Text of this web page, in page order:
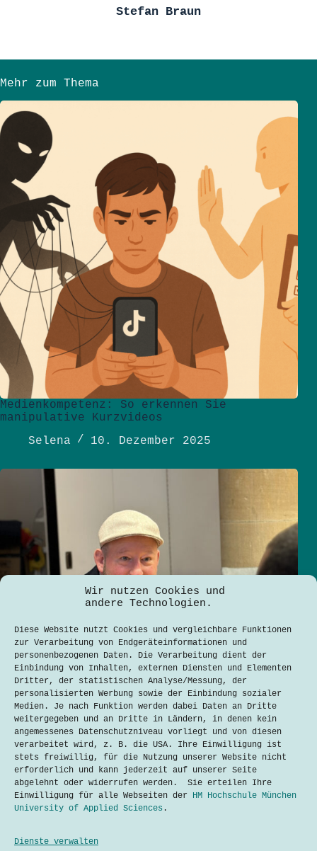
Wir nutzen Cookies und
andere Technologien.
Diese Website nutzt Cookies und vergleichbare Funktionen
zur Verarbeitung von Endgeräteinformationen und
personenbezogenen Daten. Die Verarbeitung dient der
Einbindung von Inhalten, externen Diensten und Elementen
Dritter, der statistischen Analyse/Messung, der
personalisierten Werbung sowie der Einbindung sozialer
Medien. Je nach Funktion werden dabei Daten an Dritte
weitergegeben und an Dritte in Ländern, in denen kein
angemessenes Datenschutzniveau vorliegt und von diesen
verarbeitet wird, z. B. die USA. Ihre Einwilligung ist
stets freiwillig, für die Nutzung unserer Website nicht
erforderlich und kann jederzeit auf unserer Seite
abgelehnt oder widerrufen werden. Sie erteilen Ihre
Einwilligung für alle Webseiten der HM Hochschule München
University of Applied Sciences .
Dienste verwalten
Stefan Braun
Mehr zum Thema
Medienkompetenz: So erkennen Sie
manipulative Kurzvideos
Selena
10. Dezember 2025
Nachhaltige Mobilitätslösungen in München
Mohamed Arshe
16. September 2024